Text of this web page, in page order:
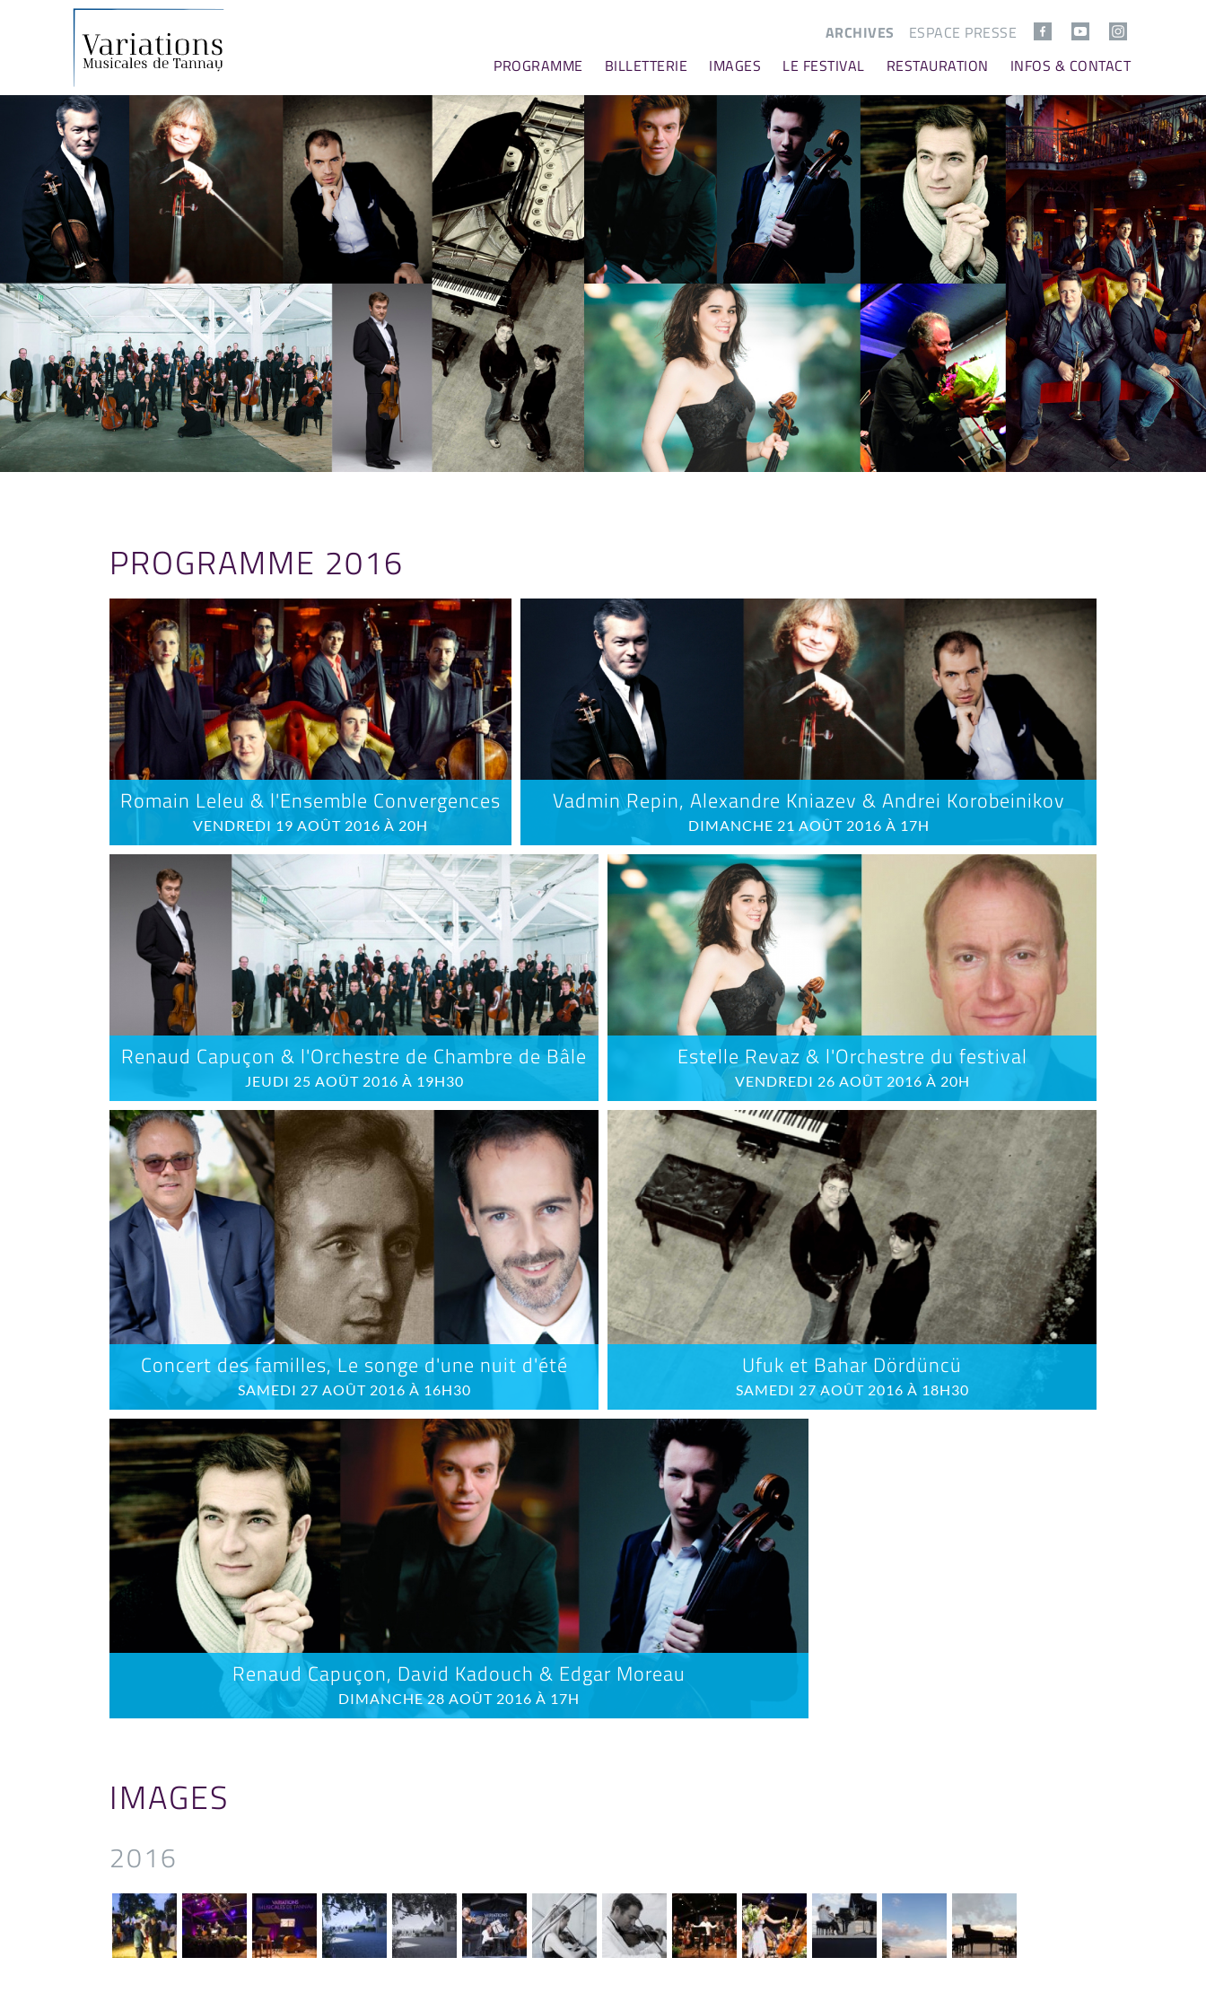
ARCHIVES
ESPACE PRESSE
PROGRAMME
BILLETTERIE IMAGES LE FESTIVAL RESTAURATION INFOS & CONTACT
PROGRAMME 2016
Romain Leleu & l'Ensemble Convergences
VENDREDI 19 AOÛT 2016 À 20H
Vadmin Repin, Alexandre Kniazev & Andrei Korobeinikov
DIMANCHE 21 AOÛT 2016 À 17H
Renaud Capuçon & l'Orchestre de Chambre de Bâle
JEUDI 25 AOÛT 2016 À 19H30
Estelle Revaz & l'Orchestre du festival
VENDREDI 26 AOÛT 2016 À 20H
Concert des familles, Le songe d'une nuit d'été
SAMEDI 27 AOÛT 2016 À 16H30
Ufuk et Bahar Dördüncü
SAMEDI 27 AOÛT 2016 À 18H30
Renaud Capuçon, David Kadouch & Edgar Moreau
DIMANCHE 28 AOÛT 2016 À 17H
IMAGES
2016